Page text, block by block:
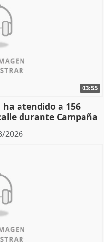
03:55
ha atendido a 156
durante Campaña
2026